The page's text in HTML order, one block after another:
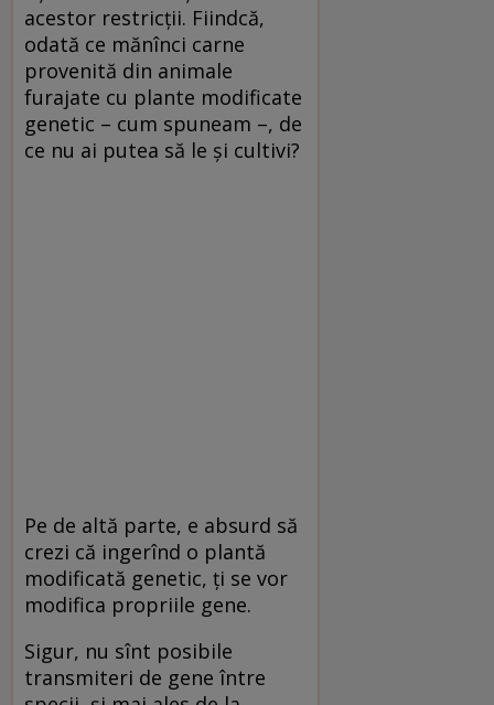
acestor restricţii. Fiindcă,
odată ce mănînci carne
provenită din animale
furajate cu plante modificate
genetic – cum spuneam –, de
ce nu ai putea să le şi cultivi?
Pe de altă parte, e absurd să
crezi că ingerînd o plantă
modificată genetic, ţi se vor
modifica propriile gene.
Sigur, nu sînt posibile
transmiteri de gene între